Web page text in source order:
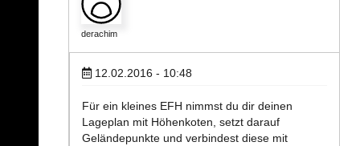
derachim
12.02.2016 - 10:48
Für ein kleines EFH nimmst du dir deinen
Lageplan mit Höhenkoten, setzt darauf
Geländepunkte und verbindest diese mit